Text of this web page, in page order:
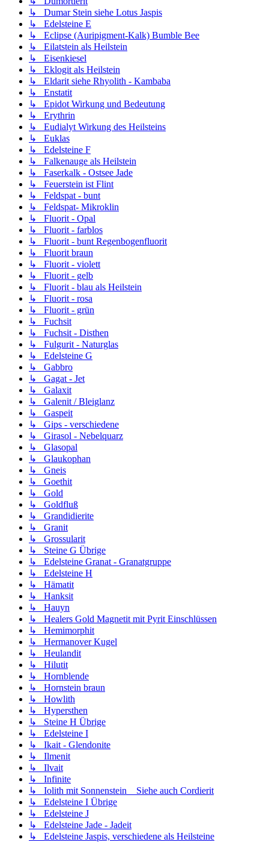
↳ Dumar Stein siehe Lotus Jaspis
↳ Edelsteine E
↳ Eclipse (Auripigment-Kalk) Bumble Bee
↳ Eilatstein als Heilstein
↳ Eisenkiesel
↳ Eklogit als Heilstein
↳ Eldarit siehe Rhyolith - Kambaba
↳ Enstatit
↳ Epidot Wirkung und Bedeutung
↳ Erythrin
↳ Eudialyt Wirkung des Heilsteins
↳ Euklas
↳ Edelsteine F
↳ Falkenauge als Heilstein
↳ Faserkalk - Ostsee Jade
↳ Feuerstein ist Flint
↳ Feldspat - bunt
↳ Feldspat- Mikroklin
↳ Fluorit - Opal
↳ Fluorit - farblos
↳ Fluorit - bunt Regenbogenfluorit
↳ Fluorit braun
↳ Fluorit - violett
↳ Fluorit - gelb
↳ Fluorit - blau als Heilstein
↳ Fluorit - rosa
↳ Fluorit - grün
↳ Fuchsit
↳ Fuchsit - Disthen
↳ Fulgurit - Naturglas
↳ Edelsteine G
↳ Gabbro
↳ Gagat - Jet
↳ Galaxit
↳ Galenit / Bleiglanz
↳ Gaspeit
↳ Gips - verschiedene
↳ Girasol - Nebelquarz
↳ Glasopal
↳ Glaukophan
↳ Gneis
↳ Goethit
↳ Gold
↳ Goldfluß
↳ Grandidierite
↳ Granit
↳ Grossularit
↳ Steine G Übrige
↳ Edelsteine Granat - Granatgruppe
↳ Edelsteine H
↳ Hämatit
↳ Hanksit
↳ Hauyn
↳ Healers Gold Magnetit mit Pyrit Einschlüssen
↳ Hemimorphit
↳ Hermanover Kugel
↳ Heulandit
↳ Hilutit
↳ Hornblende
↳ Hornstein braun
↳ Howlith
↳ Hypersthen
↳ Steine H Übrige
↳ Edelsteine I
↳ Ikait - Glendonite
↳ Ilmenit
↳ Ilvait
↳ Infinite
↳ Iolith mit Sonnenstein _ Siehe auch Cordierit
↳ Edelsteine I Übrige
↳ Edelsteine J
↳ Edelsteine Jade - Jadeit
↳ Edelsteine Jaspis, verschiedene als Heilsteine